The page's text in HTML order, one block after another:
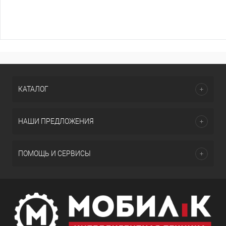
КАТАЛОГ
НАШИ ПРЕДЛОЖЕНИЯ
ПОМОЩЬ И СЕРВИСЫ